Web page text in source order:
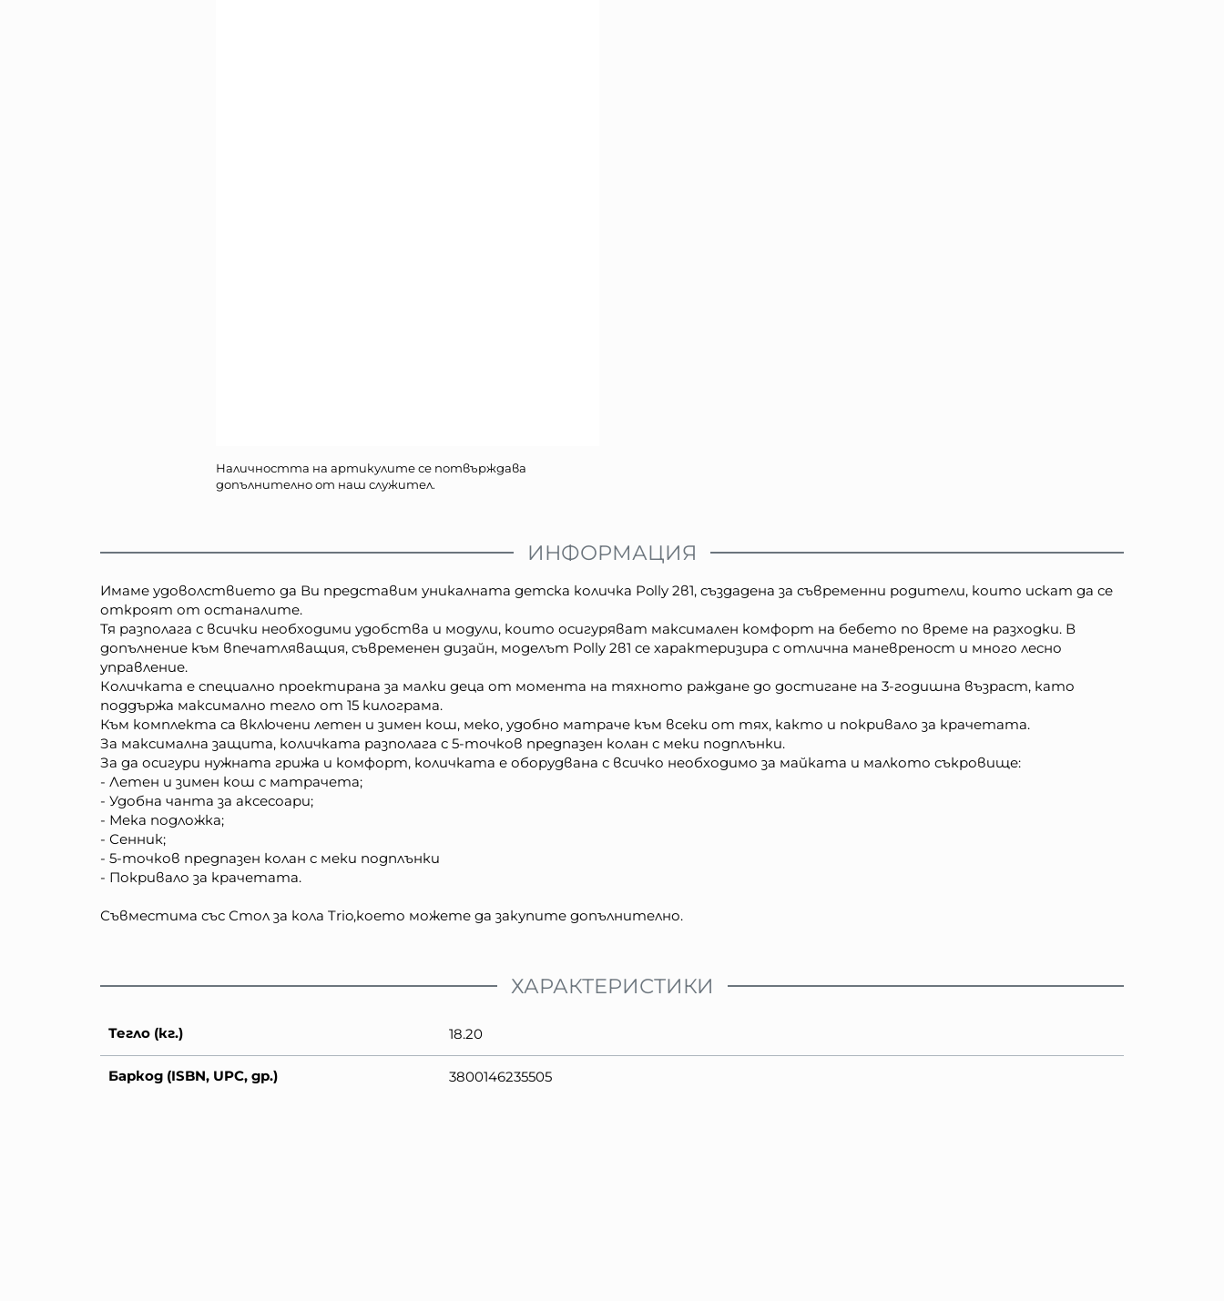
Наличността на артикулите се потвърждава
допълнително от наш служител.
ИНФОРМАЦИЯ
Имаме удоволствието да Ви представим уникалната детска количка Polly 2в1, създадена за съвременни родители, които искат да се
откроят от останалите.
Тя разполага с всички необходими удобства и модули, които осигуряват максимален комфорт на бебето по време на разходки. В
допълнение към впечатляващия, съвременен дизайн, моделът Polly 2в1 се характеризира с отлична маневреност и много лесно
управление.
Количката е специално проектирана за малки деца от момента на тяхното раждане до достигане на 3-годишна възраст, като
поддържа максимално тегло от 15 килограма.
Към комплекта са включени летен и зимен кош, меко, удобно матраче към всеки от тях, както и покривало за крачетата.
За максимална защита, количката разполага с 5-точков предпазен колан с меки подплънки.
За да осигури нужната грижа и комфорт, количката е оборудвана с всичко необходимо за майката и малкото съкровище:
- Летен и зимен кош с матрачета;
- Удобна чанта за аксесоари;
- Мека подложка;
- Сенник;
- 5-точков предпазен колан с меки подплънки
- Покривало за крачетата.
Съвместима със Стол за кола Trio,което можете да закупите допълнително.
ХАРАКТЕРИСТИКИ
Тегло (кг.) 18.20
Баркод (ISBN, UPC, др.) 3800146235505